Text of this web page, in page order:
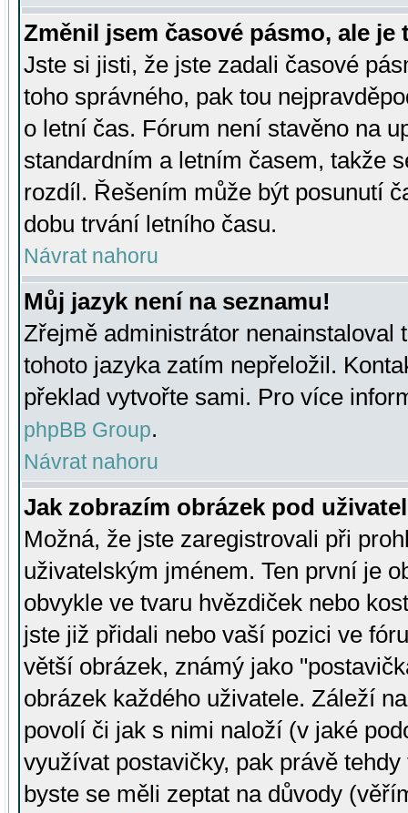
Změnil jsem časové pásmo, ale je
Jste si jisti, že jste zadali časové
toho správného, pak tou
o letní čas. Fórum není stavěno na
standardním a letním časem, takže
rozdíl. Řešením může být posunutí
dobu trvání letního času.
Návrat nahoru
Můj jazyk není na seznamu!
Zřejmě administrátor nenainstaloval
tohoto jazyka zatím nepřeložil.
překlad vytvořte sami. Pro více
phpBB Group.
Návrat nahoru
Jak zobrazím obrázek pod
Možná, že jste zaregistrovali při
uživatelským jménem. Ten první je
obvykle ve tvaru hvězdiček nebo
jste již přidali nebo vaší pozici ve
větší obrázek, známý jako
obrázek každého uživatele. Záleží
povolí či jak s nimi naloží (v jaké
využívat postavičky, pak právě
byste se měli zeptat na důvody